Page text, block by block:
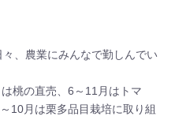
々、農業にみんなで勤しんでい
桃の直売、6～11月はトマ
10月は栗多品目栽培に取り組